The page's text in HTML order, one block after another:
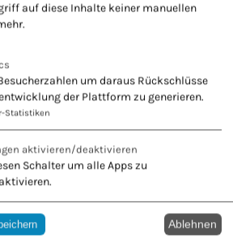
auf diese Inhalte keiner manuellen
um daraus Rückschlüsse
der Plattform zu generieren.
Statistiken
aktivieren/deaktivieren
Schalter um alle Apps zu
Ablehnen